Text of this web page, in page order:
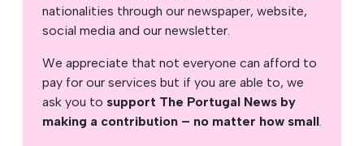
nationalities through our newspaper, website,
social media and our newsletter.
We appreciate that not everyone can afford to
pay for our services but if you are able to, we
ask you to support The Portugal News by
making a contribution – no matter how small.